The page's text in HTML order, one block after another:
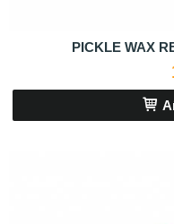
PICKLE WAX